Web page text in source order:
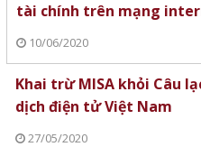
tài chính trên mạng
10/06/2020
Khai trừ MISA khỏi Câu
dịch điện tử Việt Nam
27/05/2020